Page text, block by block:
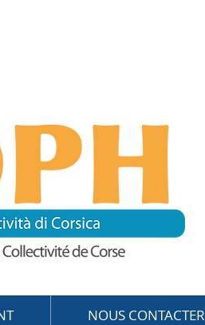
NOUS CONTACTER